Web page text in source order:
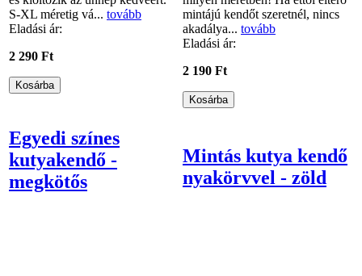
S-XL méretig vá... tovább
Eladási ár:
2 290 Ft
mintájú kendőt szeretnél, nincs
akadálya... tovább
Eladási ár:
2 190 Ft
Egyedi színes
kutyakendő -
megkötős
Mintás kutya kendő
nyakörvvel - zöld